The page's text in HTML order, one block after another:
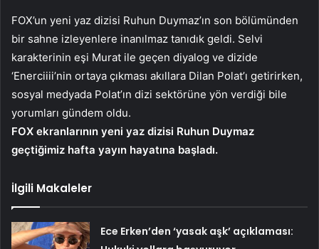
FOX’un yeni yaz dizisi Ruhun Duymaz’ın son bölümünden
bir sahne izleyenlere inanılmaz tanıdık geldi. Selvi
karakterinin eşi Murat ile geçen diyalog ve dizide
‘Enerciiii’nin ortaya çıkması akıllara Dilan Polat’ı getirirken,
sosyal medyada Polat’ın dizi sektörüne yön verdiği bile
yorumları gündem oldu.
FOX ekranlarının yeni yaz dizisi Ruhun Duymaz
geçtiğimiz hafta yayın hayatına başladı.
İlgili Makaleler
Ece Erken’den ‘yasak aşk’ açıklaması: